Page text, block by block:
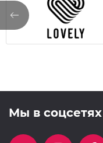
Мы в соцсетях